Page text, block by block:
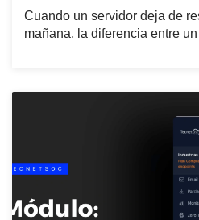
Cuando un servidor deja de
mañana, la diferencia entre